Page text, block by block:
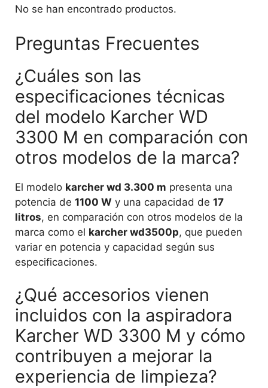
No se han encontrado productos.
Preguntas Frecuentes
¿Cuáles son las
especificaciones técnicas
del modelo Karcher WD
3300 M en comparación con
otros modelos de la marca?
El modelo karcher wd 3.300 m presenta una
potencia de 1100 W y una capacidad de 17
litros, en comparación con otros modelos de la
marca como el karcher wd3500p, que pueden
variar en potencia y capacidad según sus
especificaciones.
¿Qué accesorios vienen
incluidos con la aspiradora
Karcher WD 3300 M y cómo
contribuyen a mejorar la
experiencia de limpieza?